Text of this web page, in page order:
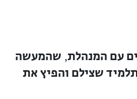
עם המנהלת, שהמעשה
שצילם והפיץ את